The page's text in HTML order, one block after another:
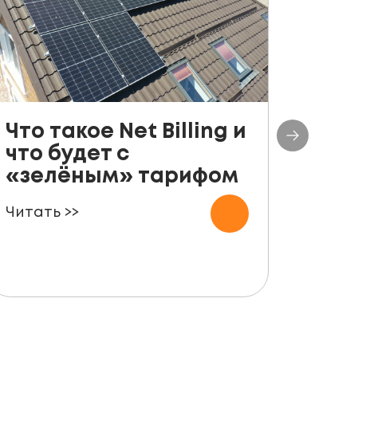
Что такое Net Billing и
что будет с
«зелёным» тарифом
Читать >>